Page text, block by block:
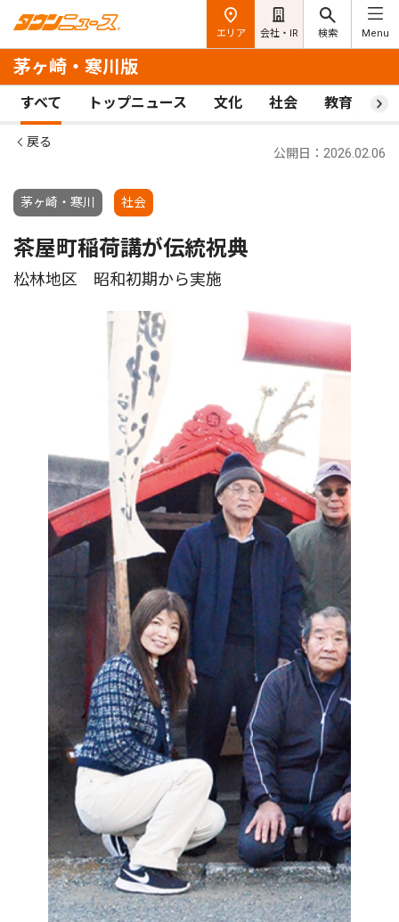
エリア 会社・IR 検索 Menu
茅ヶ崎・寒川版
すべて トップニュース 文化 社会 教育 ス
戻る
茅ヶ崎・寒川 社会
公開日：2026.02.06
茶屋町稲荷講が伝統祝典
松林地区 昭和初期から実施